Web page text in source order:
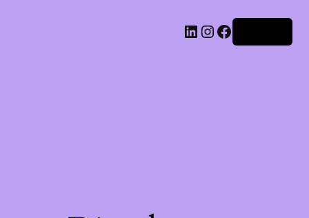
LinkedIn
Instagram
Facebook